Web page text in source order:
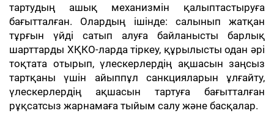
тартудың ашық механизмін қалыптастыруға
бағытталған. Олардың ішінде: салынып жатқан
тұрғын үйді сатып алуға байланысты барлық
шарттарды ХҚКО-ларда тіркеу, құрылысты одан әрі
тоқтата отырып, үлескерлердің ақшасын заңсыз
тартқаны үшін айыппұл санкцияларын ұлғайту,
үлескерлердің ақшасын тартуға бағытталған
рұқсатсыз жарнамаға тыйым салу және басқалар.